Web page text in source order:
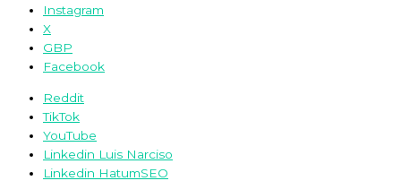
Instagram
X
GBP
Facebook
Reddit
TikTok
YouTube
Linkedin Luis Narciso
Linkedin HatumSEO